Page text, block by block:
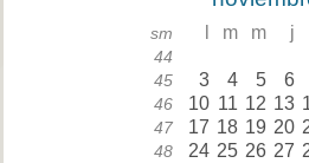
sm m m j
44
45 3 4 5 6
46 10 11 12 13
47 17 18 19 20
48 24 25 26 27